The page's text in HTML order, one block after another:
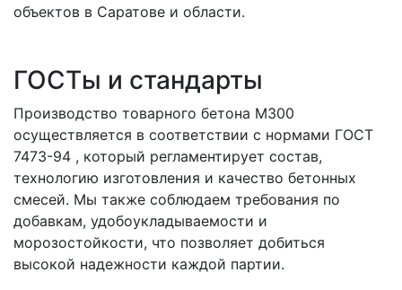
объектов в Саратове и области.
ГОСТы и стандарты
Производство товарного бетона М300
осуществляется в соответствии с нормами ГОСТ
7473-94 , который регламентирует состав,
технологию изготовления и качество бетонных
смесей. Мы также соблюдаем требования по
добавкам, удобоукладываемости и
морозостойкости, что позволяет добиться
высокой надежности каждой партии.